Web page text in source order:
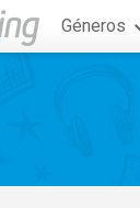
Géneros